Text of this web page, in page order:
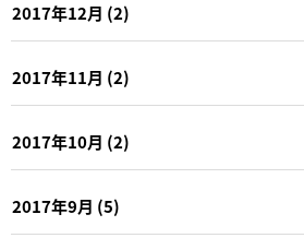
2017年12月 (2)
2017年11月 (2)
2017年10月 (2)
2017年9月 (5)